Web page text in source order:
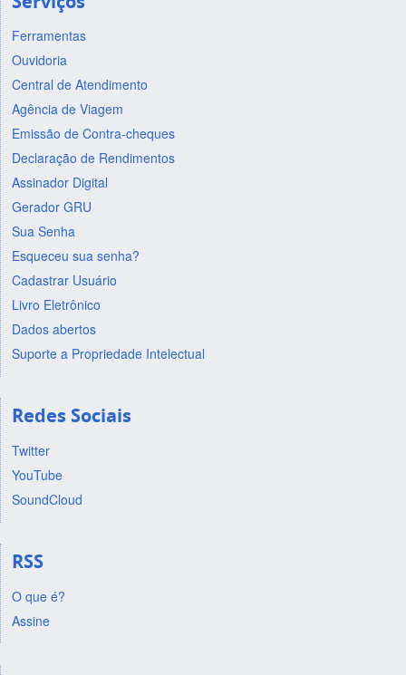
Ferramentas
Ouvidoria
Central de Atendimento
Agência de Viagem
Emissão de Contra-cheques
Declaração de Rendimentos
Assinador Digital
Gerador GRU
Sua Senha
Esqueceu sua senha?
Cadastrar Usuário
Livro Eletrônico
Dados abertos
Suporte a Propriedade Intelectual
Redes Sociais
Twitter
YouTube
SoundCloud
RSS
O que é?
Assine